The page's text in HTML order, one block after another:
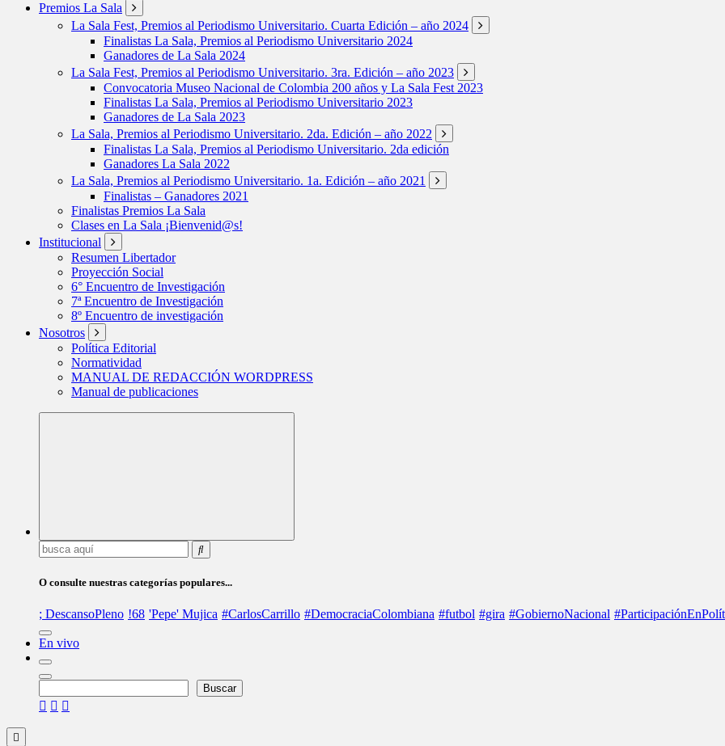
Premios La Sala
La Sala Fest, Premios al Periodismo Universitario. Cuarta Edición – año 2024
Finalistas La Sala, Premios al Periodismo Universitario 2024
Ganadores de La Sala 2024
La Sala Fest, Premios al Periodismo Universitario. 3ra. Edición – año 2023
Convocatoria Museo Nacional de Colombia 200 años y La Sala Fest 2023
Finalistas La Sala, Premios al Periodismo Universitario 2023
Ganadores de La Sala 2023
La Sala, Premios al Periodismo Universitario. 2da. Edición – año 2022
Finalistas La Sala, Premios al Periodismo Universitario. 2da edición
Ganadores La Sala 2022
La Sala, Premios al Periodismo Universitario. 1a. Edición – año 2021
Finalistas – Ganadores 2021
Finalistas Premios La Sala
Clases en La Sala ¡Bienvenid@s!
Institucional
Resumen Libertador
Proyección Social
6° Encuentro de Investigación
7ª Encuentro de Investigación
8º Encuentro de investigación
Nosotros
Política Editorial
Normatividad
MANUAL DE REDACCIÓN WORDPRESS
Manual de publicaciones
Buscar:
O consulte nuestras categorías populares...
; DescansoPleno !68 'Pepe' Mujica #CarlosCarrillo #DemocraciaColombiana #futbol #gira #GobiernoNacional
En vivo
Buscar